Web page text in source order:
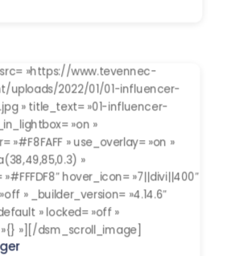
»https://www.tevennec-
uploads/2022/01/01-influencer-
» title_text= »01-influencer-
»on »
»#F8FAFF » use_overlay= »on »
»
hover_icon= »7||divi||400″
» _builder_version= »4.14.6″
» locked= »off »
»][/dsm_scroll_image]